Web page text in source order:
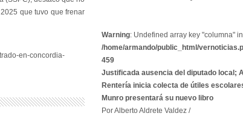
que tuvo que frenar
en-concordia-
Warning: Undefined array key "columna" in
/home/armando/public_html/
459
Justificada ausencia del diputado local;
Rentería inicia colecta de útiles
Munro presentará su nuevo libro
Por Alberto Aldrete Valdez /